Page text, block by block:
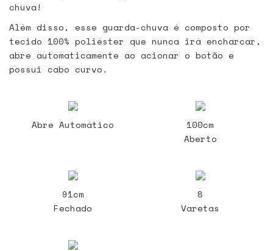
chuva!
Além disso, esse guarda-chuva é composto por
tecido 100% poliéster que nunca irá encharcar,
abre automaticamente ao acionar o botão e
possui cabo curvo.
Abre Automático
100cm
Aberto
91cm
Fechado
8
Varetas